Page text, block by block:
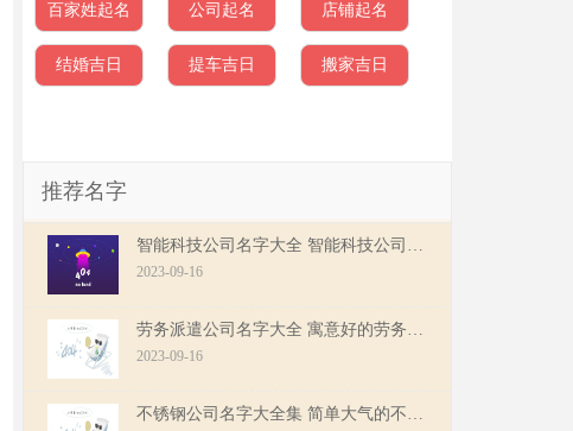
百家姓起名 公司起名 店铺起名
结婚吉日 提车吉日 搬家吉日
推荐名字
2023-09-16
2023-09-16